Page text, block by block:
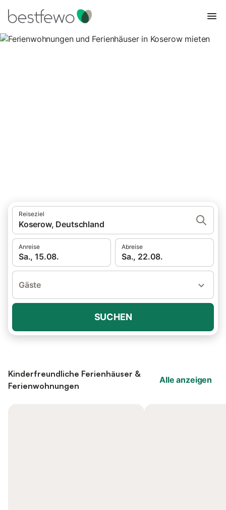
Reiseziel
Koserow, Deutschland
Anreise
Sa., 15.08.
Abreise
Sa., 22.08.
Gäste
SUCHEN
Kinderfreundliche Ferienhäuser &
Ferienwohnungen
Alle anzeigen